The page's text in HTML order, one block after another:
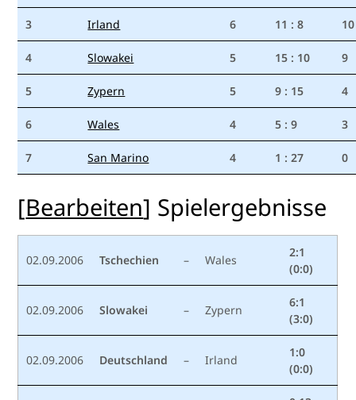
3 Irland 6 11 : 8 10
4 Slowakei 5 15 : 10 9
5 Zypern 5 9 : 15 4
6 Wales 4 5 : 9 3
7 San Marino 4 1 : 27 0
[Bearbeiten] Spielergebnisse
02.09.2006 Tschechien – Wales
2:1
(0:0)
02.09.2006 Slowakei – Zypern
6:1
(3:0)
02.09.2006 Deutschland – Irland
1:0
(0:0)